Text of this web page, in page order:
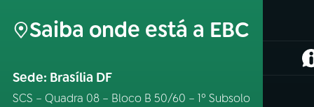
Saiba onde está a EBC
Sede: Brasília DF
SCS – Quadra 08 – Bloco B 50/60 – 1º Subsolo